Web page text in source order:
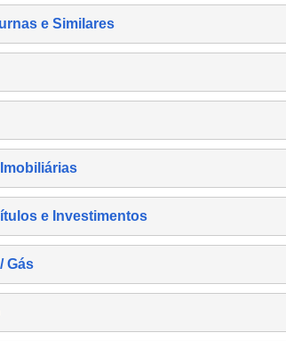
e Similares
e Investimentos
Gás